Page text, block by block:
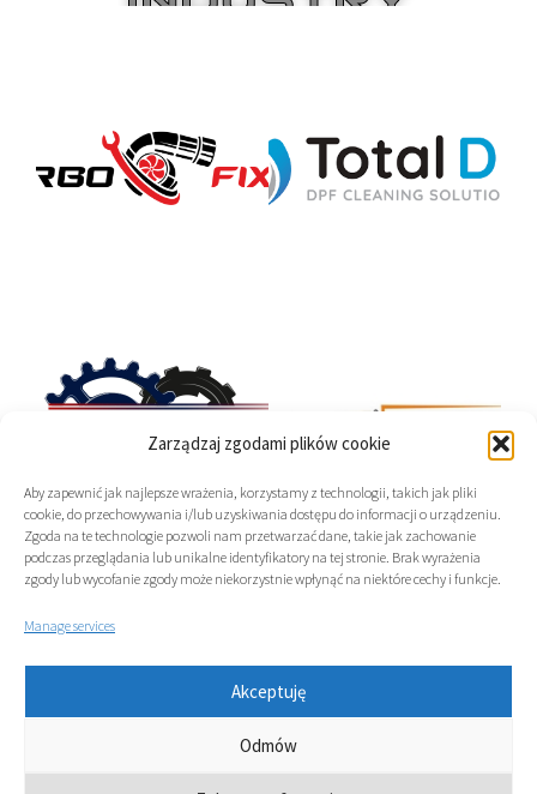
Zarządzaj zgodami plików cookie
Aby zapewnić jak najlepsze wrażenia, korzystamy z technologii, takich jak pliki
cookie, do przechowywania i/lub uzyskiwania dostępu do informacji o urządzeniu.
Zgoda na te technologie pozwoli nam przetwarzać dane, takie jak zachowanie
podczas przeglądania lub unikalne identyfikatory na tej stronie. Brak wyrażenia
zgody lub wycofanie zgody może niekorzystnie wpłynąć na niektóre cechy i funkcje.
Manage services
Akceptuję
Odmów
Get to know the
details
Get to know the
details
PRO-TECTOR Ireneusz